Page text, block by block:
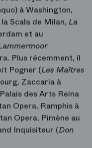
à Washington,
Scala de Milan, La
et au
Plus récemment, il
Pogner (Les Maîtres
Zaccaria à
des Arts Reina
Opera, Ramphis à
Opera, Pimène au
Inquisiteur (Don